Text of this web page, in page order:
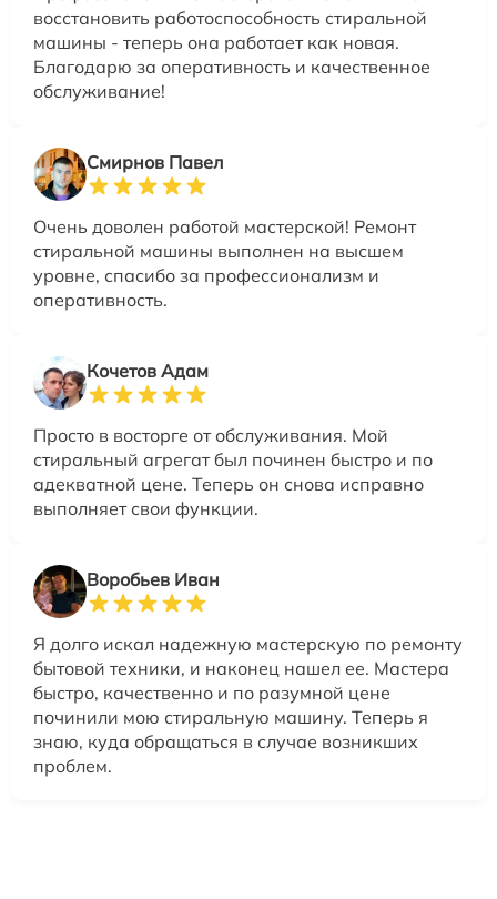
восстановить работоспособность стиральной
машины - теперь она работает как новая.
Благодарю за оперативность и качественное
обслуживание!
Смирнов Павел
Очень доволен работой мастерской! Ремонт
стиральной машины выполнен на высшем
уровне, спасибо за профессионализм и
оперативность.
Кочетов Адам
Просто в восторге от обслуживания. Мой
стиральный агрегат был починен быстро и по
адекватной цене. Теперь он снова исправно
выполняет свои функции.
Воробьев Иван
Я долго искал надежную мастерскую по ремонту
бытовой техники, и наконец нашел ее. Мастера
быстро, качественно и по разумной цене
починили мою стиральную машину. Теперь я
знаю, куда обращаться в случае возникших
проблем.